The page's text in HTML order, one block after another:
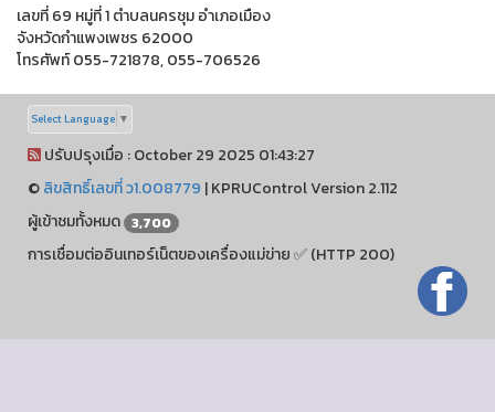
เลขที่ 69 หมู่ที่ 1 ตำบลนครชุม อำเภอเมือง
จังหวัดกำแพงเพชร 62000
โทรศัพท์ 055-721878, 055-706526
Select Language ▼
ปรับปรุงเมื่อ : October 29 2025 01:43:27
©ลิขสิทธิ์เลขที่ ว1.008779 |KPRUControl Version 2.112
ผู้เข้าชมทั้งหมด 3,700
การเชื่อมต่ออินเทอร์เน็ตของเครื่องแม่ข่าย ✅ (HTTP 200)